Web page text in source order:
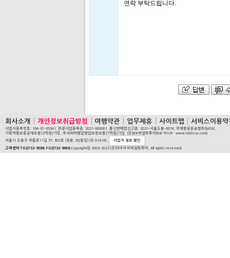
연락 부탁드립니다.
사업자등록번호: 104-81-85241, 관광사업등록증: 2021-000001, 통신판매업신고증: 2021-서울도봉-0074, 국제항공운송협회[IATA].
기획여행보증공제보험[2억원]가입, 국내외여행업영업보증보험[1억원]가입. (주)IEB박람회투어(IEB-TOUR : www.iebtour.com)
서울시 도봉구 마들로11길 57, 802호 (창동, EQ빌딩) (우:01414).
사업자 정보 확인
고객센터 T:02)732-5688. F:02)732-5668.Copyrightⓒ 2003-2025 (주)아이이비박람회투어. All rights reserved.